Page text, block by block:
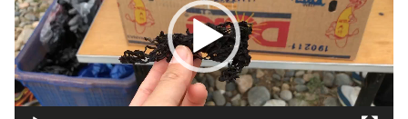
レ
ー
ヤ
ー